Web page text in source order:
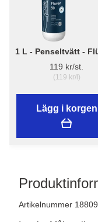
1 L - Penseltvätt -
Fluren 59
119 kr/st.
(119 kr/l)
Lägg i korgen
Artikelnummer 18809